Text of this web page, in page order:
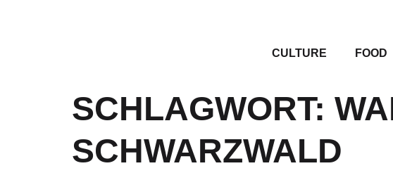
CULTURE FOOD
SCHLAGWORT:
SCHWARZWALD